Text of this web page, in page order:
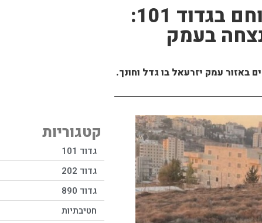
לזכר סמ"ר יאיר ניפוסי ז"ל, לוחם בגדוד 101:
בעמק
עמק יזרעאל בו גדל וחונך.
קטגוריות
גדוד 101
גדוד 202
גדוד 890
חטיבתיות